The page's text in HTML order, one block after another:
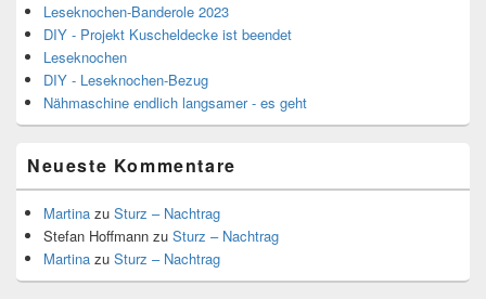
Leseknochen-Banderole 2023
DIY - Projekt Kuscheldecke ist beendet
Leseknochen
DIY - Leseknochen-Bezug
Nähmaschine endlich langsamer - es geht
Neueste Kommentare
Martina zu Sturz – Nachtrag
Stefan Hoffmann zu Sturz – Nachtrag
Martina zu Sturz – Nachtrag